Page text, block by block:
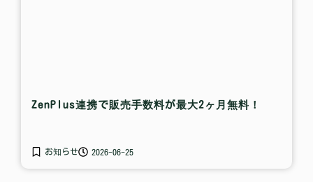
ZenPlus連携で販売手数料が最大2ヶ月無料！
お知らせ 2026-06-25